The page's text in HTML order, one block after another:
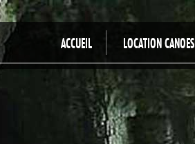
ACCUEIL LOCATION CANOES